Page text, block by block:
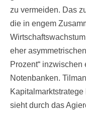
zu vermeiden. Das
die in engem
eher
Prozent“
Notenbanken.
sieht durch das